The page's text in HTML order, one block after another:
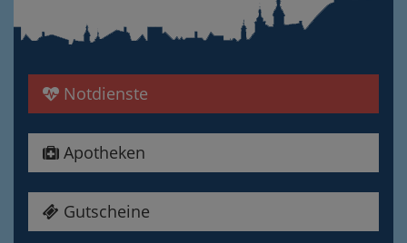
Notdienste
Apotheken
Gutscheine